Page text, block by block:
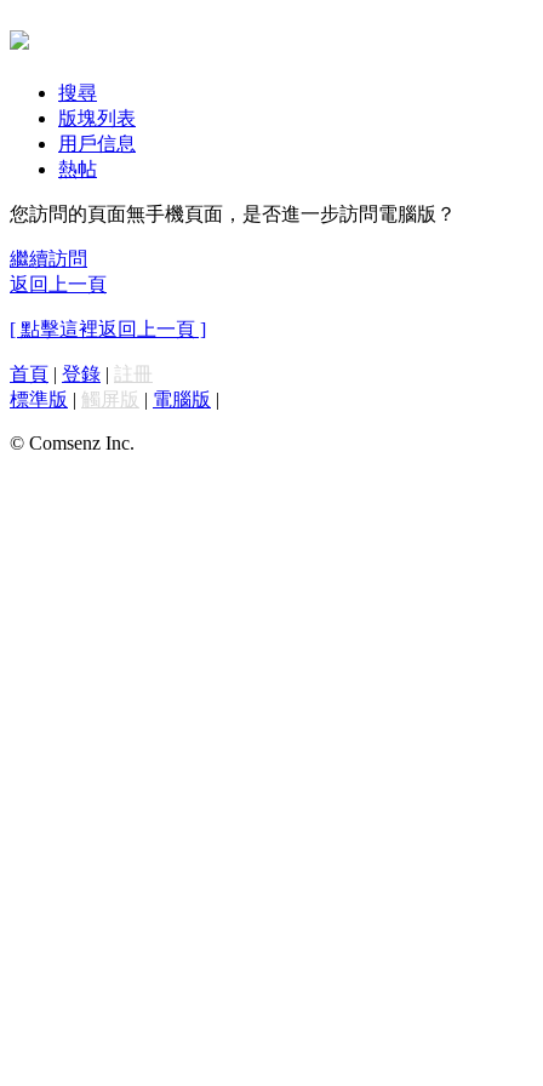
搜尋
版塊列表
用戶信息
熱帖
您訪問的頁面無手機頁面，是否進一步訪問電腦版？
繼續訪問
返回上一頁
[ 點擊這裡返回上一頁 ]
首頁 | 登錄 | 註冊
標準版 | 觸屏版 | 電腦版 |
© Comsenz Inc.